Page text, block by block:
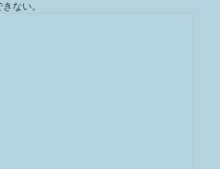
ない。